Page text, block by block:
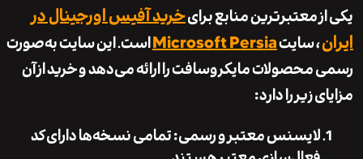
معتبرترین منابع برایخرید آفیس اورجینال در
، سایتMicrosoft Persiaاست. این سایت به‌صورت
مایکروسافت را ارائه می‌دهد و خرید از آن
زیر را دارد:
لایسنس معتبر و رسمی:تمامی نسخه‌ها دارای کد